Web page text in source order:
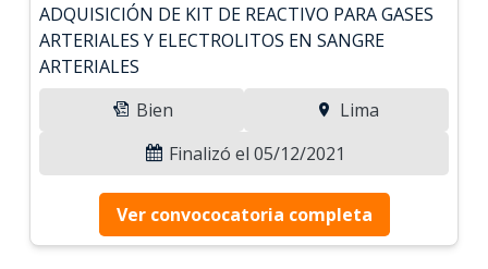
ADQUISICIÓN DE KIT DE REACTIVO PARA GASES
ARTERIALES Y ELECTROLITOS EN SANGRE
ARTERIALES
Bien
Lima
Finalizó el 05/12/2021
Ver convococatoria completa